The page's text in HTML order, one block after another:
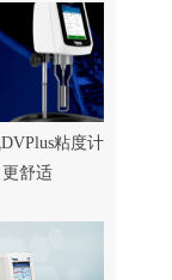
粘度计
舒适